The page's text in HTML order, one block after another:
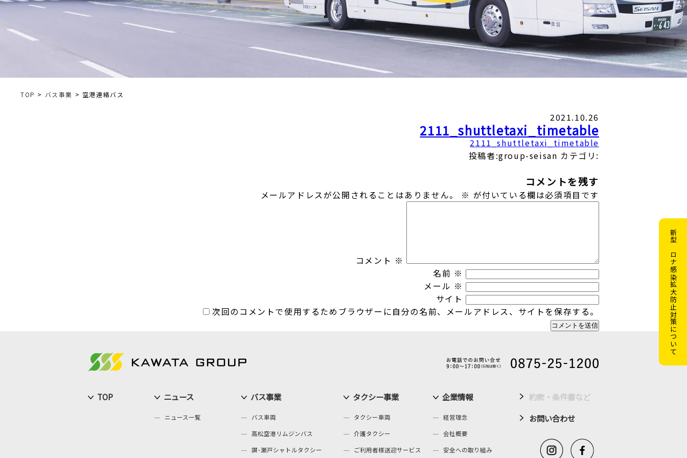
新型コロナ感染拡大防止対策について
TOP > バス事業 > 空港連絡バス
2021.10.26
2111_shuttletaxi_timetable
2111_shuttletaxi_timetable
投稿者:group-seisan カテゴリ:
コメントを残す
メールアドレスが公開されることはありません。 ※ が付いている欄は必須項目です
コメント ※
名前 ※
メール ※
サイト
次回のコメントで使用するためブラウザーに自分の名前、メールアドレス、サイトを保存する。
TOP ニュース
ニュース一覧
バス事業
バス車両
高松空港リムジンバス
讃･瀬戸シャトルタクシー
タクシー事業
タクシー車両
介護タクシー
ご利用者様送迎サービス
企業情報
経営理念
会社概要
安全への取り組み
約款・条件書など
お問い合わせ